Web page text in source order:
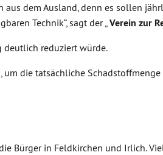
dem Ausland, denn es sollen
Technik“, sagt der „Verein zur
deutlich reduziert würde.
die tatsächliche
Bürger in Feldkirchen und Irlich.